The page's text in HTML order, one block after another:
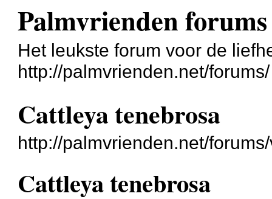
Palmvrienden forums
Het leukste forum voor de
http://palmvrienden.net/forums/
Cattleya tenebrosa
http://palmvrienden.net/
Cattleya tenebrosa